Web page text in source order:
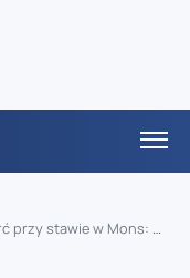
podejrzany o morderstwo stanął przed sądem